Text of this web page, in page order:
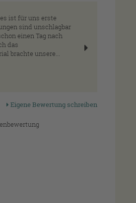
ist für uns erste
sind unschlagbar
einen Tag nach
das
brachte unsere...
Eigene Bewertung schreiben